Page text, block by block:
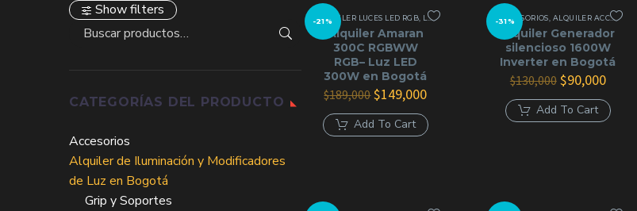
Show filters
CATEGORÍAS DEL PRODUCTO
Accesorios
Alquiler de Iluminación y Modificadores
de Luz en Bogotá
Grip y Soportes
-21%
ALQUILER LUCES LED RGB LED COB PANELES Y TUBOS RGB
Alquiler Amaran
300C RGBWW
RGB– Luz LED
300W en Bogotá
$189,000El
precio
original
era:
$149,000El
actual
es:
Add To Cart
-31%
ACCESORIOS ALQUILER ACCESORIOS COB LED
Alquiler Generador
silencioso 1600W
Inverter en Bogotá
$130,000 El
precio
original
era:
$90,000El
actual
es:
Add To Cart